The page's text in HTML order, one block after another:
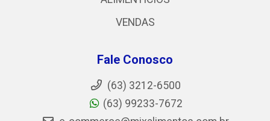
VENDAS
Fale Conosco
(63) 3212-6500
(63) 99233-7672